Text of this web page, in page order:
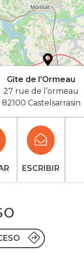
Leaflet| Map data ©
Gîte de l’Ormeau
27 rue de l’ormeau
82100 Castelsarrasin
ESCRIBIR